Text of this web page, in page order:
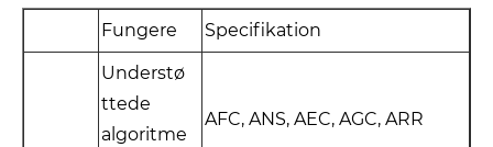
Fungere Specifikation
Understø
ttede
algoritme
AFC, ANS, AEC, AGC, ARR